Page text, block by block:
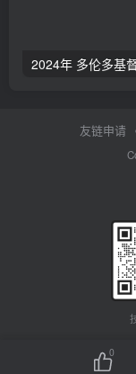
友链申请
0